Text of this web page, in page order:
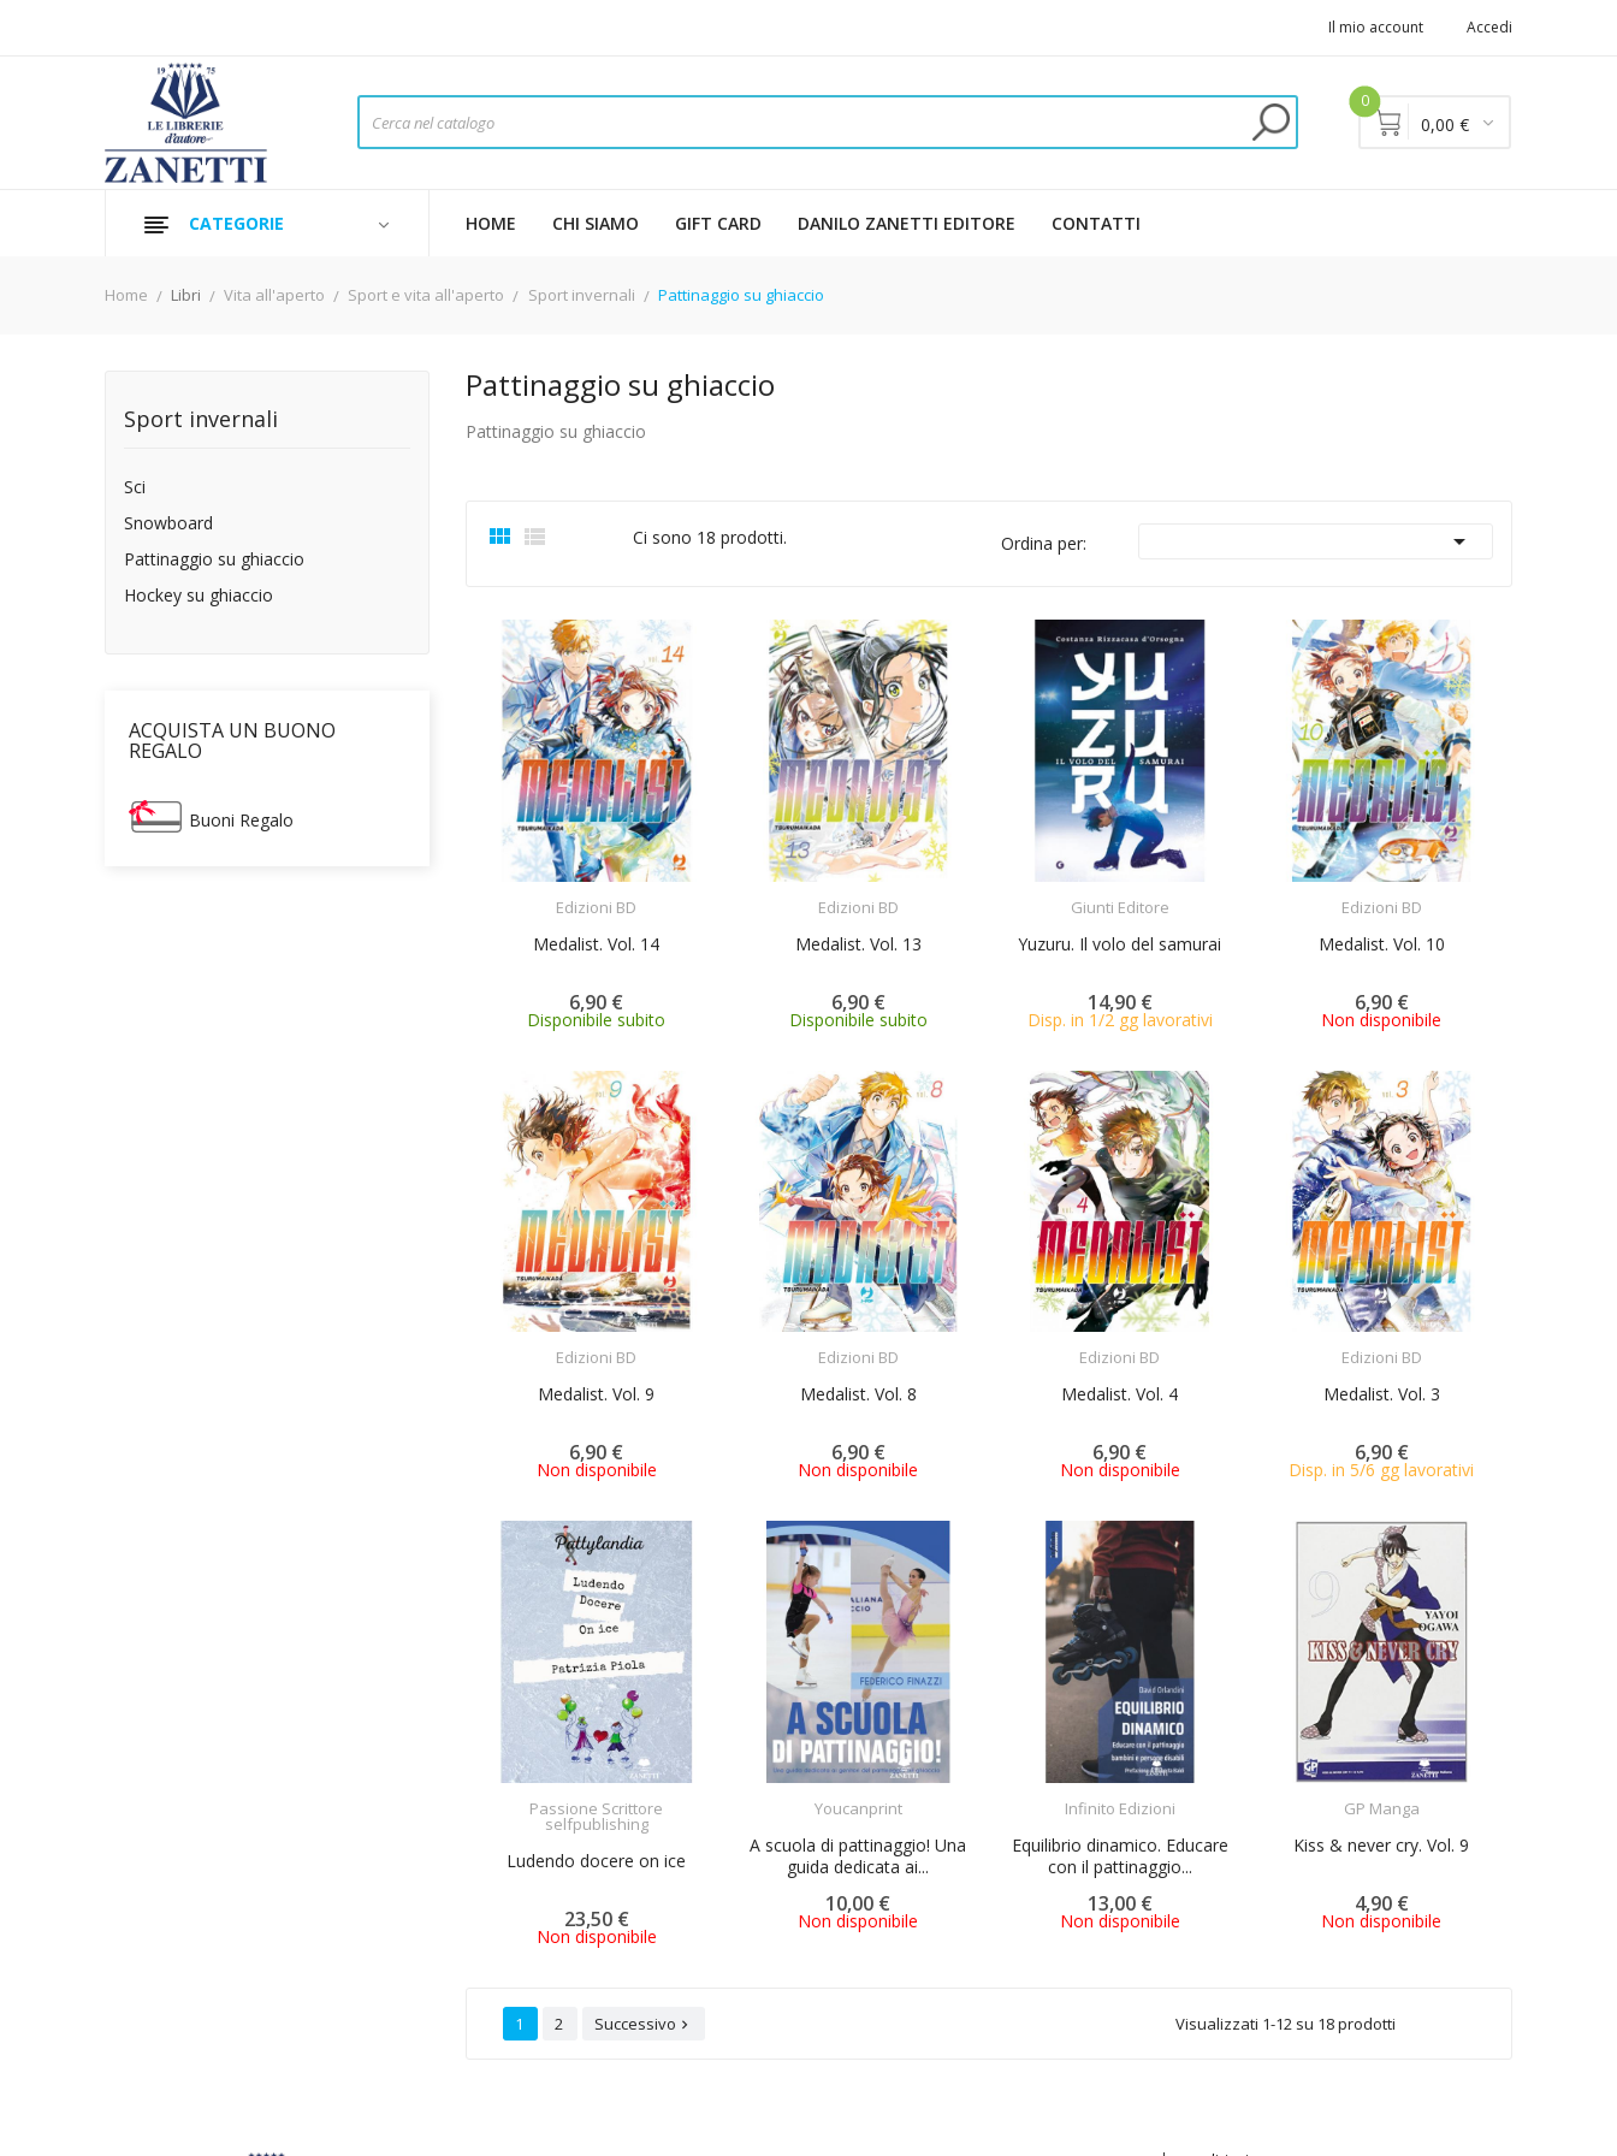
Il mio account Accedi
0
0,00 €
CATEGORIE HOME CHI SIAMO GIFT CARD DANILO ZANETTI EDITORE CONTATTI
Home Libri Vita all'aperto Sport e vita all'aperto Sport invernali Pattinaggio su ghiaccio
Sport invernali
Sci
Snowboard
Pattinaggio su ghiaccio
Hockey su ghiaccio
ACQUISTA UN BUONO
REGALO
Buoni Regalo
Pattinaggio su ghiaccio
Pattinaggio su ghiaccio
  Ci sono 18 prodotti. Ordina per: 
Edizioni BD
Medalist. Vol. 14
6,90 €
Disponibile subito
Edizioni BD
Medalist. Vol. 13
6,90 €
Disponibile subito
Giunti Editore
Yuzuru. Il volo del samurai
14,90 €
Disp. in 1/2 gg lavorativi
Edizioni BD
Medalist. Vol. 10
6,90 €
Non disponibile
Edizioni BD
Medalist. Vol. 9
6,90 €
Non disponibile
Edizioni BD
Medalist. Vol. 8
6,90 €
Non disponibile
Edizioni BD
Medalist. Vol. 4
6,90 €
Non disponibile
Edizioni BD
Medalist. Vol. 3
6,90 €
Disp. in 5/6 gg lavorativi
Passione Scrittore
selfpublishing
Ludendo docere on ice
23,50 €
Non disponibile
ACQUISTA Youcanprint
A scuola di pattinaggio! Una
guida dedicata ai...
10,00 €
Non disponibile
Infinito Edizioni
Equilibrio dinamico. Educare
con il pattinaggio...
13,00 €
Non disponibile
GP Manga
Kiss & never cry. Vol. 9
4,90 €
Non disponibile
1 2 Successivo  Visualizzati 1-12 su 18 prodotti